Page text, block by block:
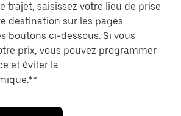
trajet, saisissez votre lieu de prise
destination sur les pages
boutons ci-dessous. Si vous
prix, vous pouvez programmer
et éviter la